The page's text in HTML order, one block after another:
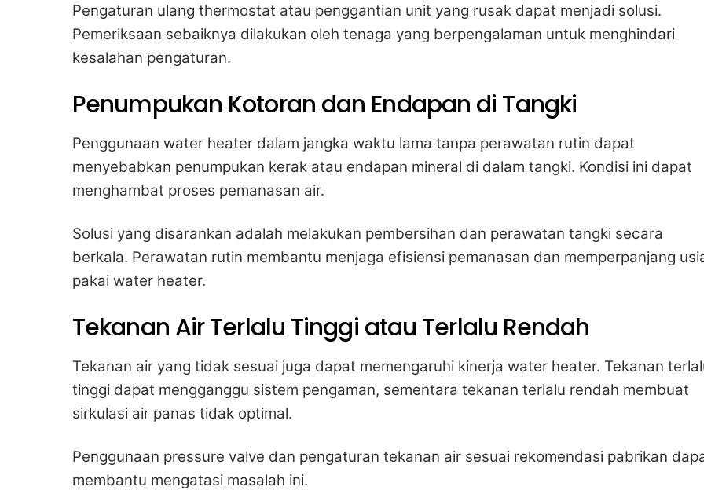
Pengaturan ulang thermostat atau penggantian unit yang rusak dapat menjadi solusi.
Pemeriksaan sebaiknya dilakukan oleh tenaga yang berpengalaman untuk menghindari
kesalahan pengaturan.
Penumpukan Kotoran dan Endapan di Tangki
Penggunaan water heater dalam jangka waktu lama tanpa perawatan rutin dapat
menyebabkan penumpukan kerak atau endapan mineral di dalam tangki. Kondisi ini dapat
menghambat proses pemanasan air.
Solusi yang disarankan adalah melakukan pembersihan dan perawatan tangki secara
berkala. Perawatan rutin membantu menjaga efisiensi pemanasan dan memperpanjang
pakai water heater.
Tekanan Air Terlalu Tinggi atau Terlalu Rendah
Tekanan air yang tidak sesuai juga dapat memengaruhi kinerja water heater. Tekanan
tinggi dapat mengganggu sistem pengaman, sementara tekanan terlalu rendah membuat
sirkulasi air panas tidak optimal.
Penggunaan pressure valve dan pengaturan tekanan air sesuai rekomendasi pabrikan
membantu mengatasi masalah ini.